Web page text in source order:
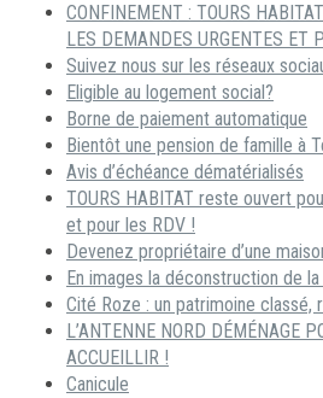
CONFINEMENT : TOURS
LES DEMANDES URGENTES ET
Suivez nous sur les réseaux
Eligible au logement social?
Borne de paiement automatique
Bientôt une pension de famille à
Avis d’échéance dématérialisés
TOURS HABITAT reste ouvert
et pour les RDV !
Devenez propriétaire d’une
En images la déconstruction de
Cité Roze : un patrimoine classé,
L’ANTENNE NORD DÉMÉNAGE
ACCUEILLIR !
Canicule